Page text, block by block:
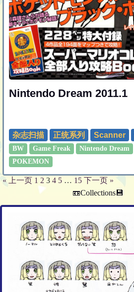
Nintendo Dream 2011.1
杂志扫描
正统系列 Scanner
BW Game Freak Nintendo Dream
POKEMON
« 上一页 1 2 3 4 5 … 15 下一页 »
📼Collections💾